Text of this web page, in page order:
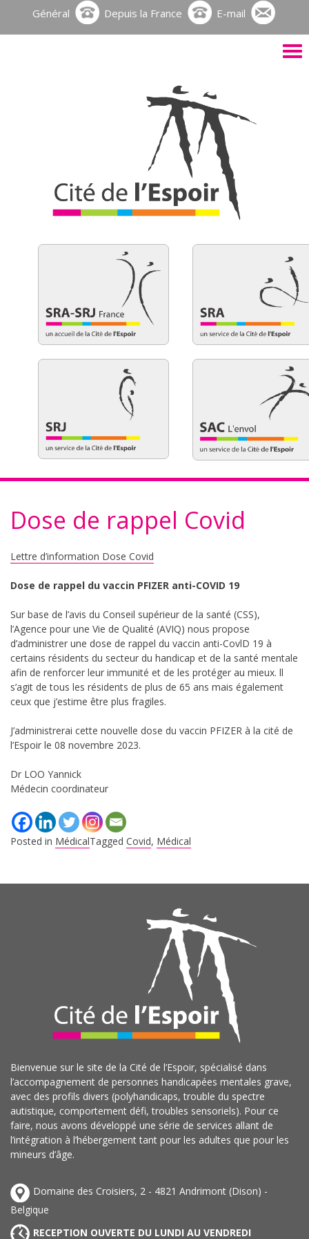
Général Depuis la France E-mail
le
Dose de rappel Covid
Lettre d’information Dose Covid
Dose de rappel du vaccin PFIZER anti-COVID 19
Sur base de l’avis du Conseil supérieur de la santé (CSS),
l’Agence pour une Vie de Qualité (AVIQ) nous propose
d’administrer une dose de rappel du vaccin anti-CovlD 19 à
certains résidents du secteur du handicap et de la santé mentale
afin de renforcer leur immunité et de les protéger au mieux. ll
s’agit de tous les résidents de plus de 65 ans mais également
ceux que j’estime être plus fragiles.
J’administrerai cette nouvelle dose du vaccin PFIZER à la cité de
l’Espoir le 08 novembre 2023.
Dr LOO Yannick
Médecin coordinateur
Posted in MédicalTagged Covid, Médical
Bienvenue sur le site de la Cité de l’Espoir, spécialisé dans
l’accompagnement de personnes handicapées mentales grave,
avec des profils divers (polyhandicaps, trouble du spectre
autistique, comportement défi, troubles sensoriels). Pour ce
faire, nous avons développé une série de services allant de
l’intégration à l’hébergement tant pour les adultes que pour les
mineurs d’âge.
Domaine des Croisiers, 2 - 4821 Andrimont (Dison) -
Belgique
RECEPTION OUVERTE DU LUNDI AU VENDREDI